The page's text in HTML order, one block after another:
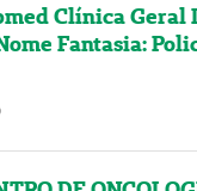
Clínica Geral
Fantasia: